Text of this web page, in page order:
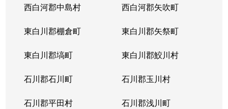
西白河郡中島村 西白河郡矢吹町
東白川郡棚倉町 東白川郡矢祭町
東白川郡塙町 東白川郡鮫川村
石川郡石川町 石川郡玉川村
石川郡平田村 石川郡浅川町